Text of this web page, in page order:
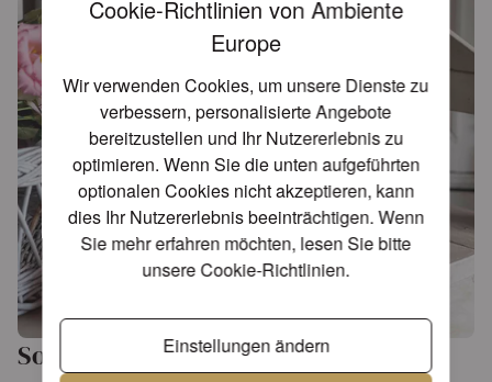
Cookie-Richtlinien von Ambiente
Europe
Wir verwenden Cookies, um unsere Dienste zu
verbessern, personalisierte Angebote
bereitzustellen und Ihr Nutzererlebnis zu
optimieren. Wenn Sie die unten aufgeführten
optionalen Cookies nicht akzeptieren, kann
dies Ihr Nutzererlebnis beeinträchtigen. Wenn
Sie mehr erfahren möchten, lesen Sie bitte
unsereCookie-Richtlinien.
Einstellungen ändern
Sommerlicher Stil und Raffinesse